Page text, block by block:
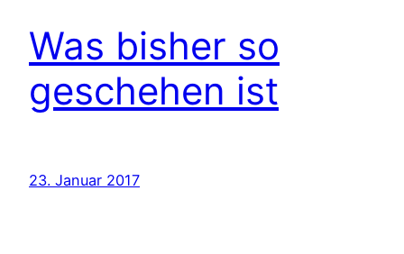
Was bisher so
geschehen ist
23. Januar 2017